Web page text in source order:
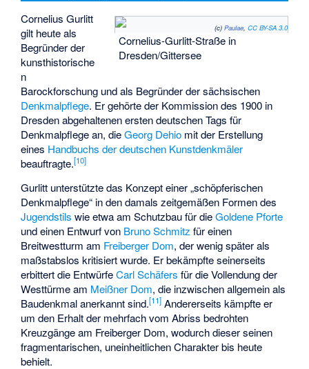
(c) Paulae, CC BY-SA 3.0
Cornelius-Gurlitt-Straße in
Dresden/Gittersee
Cornelius Gurlitt
gilt heute als
Begründer der
kunsthistorische
n
Barockforschung und als Begründer der sächsischen
Denkmalpflege. Er gehörte der Kommission des 1900 in
Dresden abgehaltenen ersten deutschenTags für
Denkmalpflegean, dieGeorg Dehio mit der Erstellung
eines Handbuchs der deutschen Kunstdenkmäler
beauftragte.[10]
Gurlitt unterstützte das Konzept einer „schöpferischen
Denkmalpflege“ in den damals zeitgemäßen Formen des
Jugendstils wie etwa am Schutzbau für dieGoldene Pforte
und einen Entwurf von Bruno Schmitz für einen
Breitwestturm am Freiberger Dom, der wenig später als
maßstabslos kritisiert wurde. Er bekämpfte seinerseits
erbittert die EntwürfeCarl Schäfers für die Vollendung der
Westtürme am Meißner Dom, die inzwischen allgemein als
Baudenkmal anerkannt sind.[11] Andererseits kämpfte er
um den Erhalt der mehrfach vom Abriss bedrohten
Kreuzgänge am Freiberger Dom, wodurch dieser seinen
fragmentarischen, uneinheitlichen Charakter bis heute
behielt.